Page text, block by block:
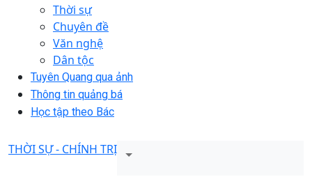
Thời sự
Chuyên đề
Văn nghệ
Dân tộc
Tuyên Quang qua ảnh
Thông tin quảng bá
Học tập theo Bác
THỜI SỰ - CHÍNH TRỊ